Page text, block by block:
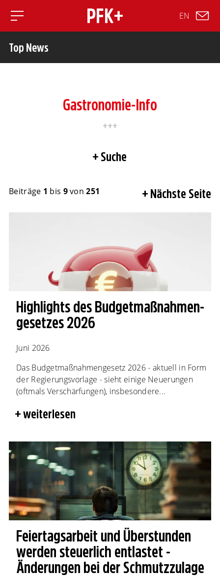
Toggle mobile navigation
EN
Top News
Gastronomie-Info
Suche
Beiträge 1 bis 9von251 Nächste Seite
Highlights des Budgetmaßnahmen​­
gesetzes 2026
Juni 2026
Das Budgetmaßnahmengesetz 2026 - aktuell in Form
der Regierungsvorlage - sieht einige Neuerungen
(oftmals Verschärfungen), insbesondere...
weiterlesen
Feiertagsarbeit und Überstunden
werden steuerlich entlastet -
Änderungen bei der Schmutzzulage